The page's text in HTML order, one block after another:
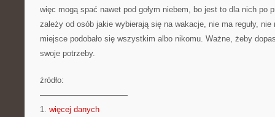
więc mogą spać nawet pod gołym niebem, bo jest to dla nich po
zależy od osób jakie wybierają się na wakacje, nie ma reguły,
miejsce podobało się wszystkim albo nikomu. Ważne, żeby
swoje potrzeby.
źródło:
———————————
1. więcej danych